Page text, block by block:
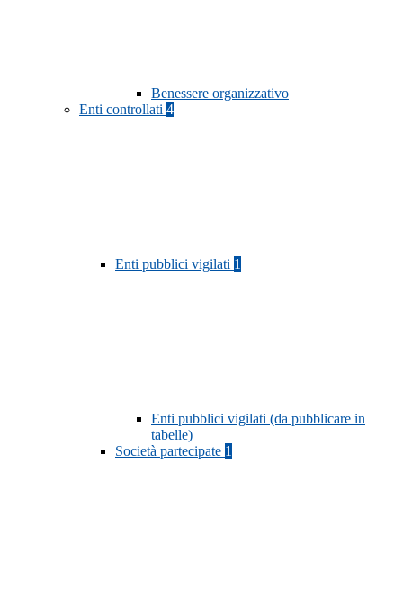
Benessere organizzativo
Enti controllati 4
Enti pubblici vigilati 1
Enti pubblici vigilati (da pubblicare in
tabelle)
Società partecipate 1